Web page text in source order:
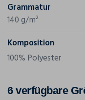
Grammatur
140 g/m²
Komposition
100% Polyester
6 verfügbare